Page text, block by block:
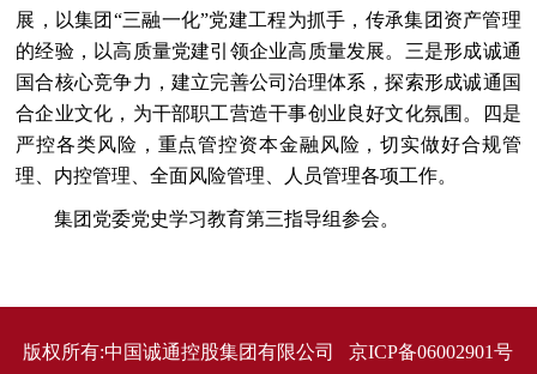
展，以集团“三融一化”党建工程为抓手，传承集团资产管理
的经验，以高质量党建引领企业高质量发展。三是形成诚通
国合核心竞争力，建立完善公司治理体系，探索形成诚通国
合企业文化，为干部职工营造干事创业良好文化氛围。四是
严控各类风险，重点管控资本金融风险，切实做好合规管
理、内控管理、全面风险管理、人员管理各项工作。
集团党委党史学习教育第三指导组参会。
版权所有:中国诚通控股集团有限公司 京ICP备06002901号